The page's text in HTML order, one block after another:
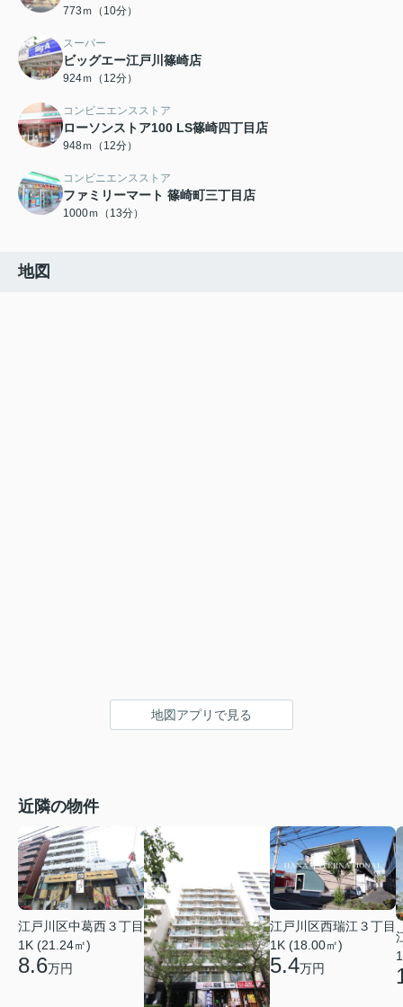
773ｍ（10分）
スーパー
ビッグエー江戸川篠崎店
924ｍ（12分）
コンビニエンスストア
ローソンストア100 LS篠崎四丁目店
948ｍ（12分）
コンビニエンスストア
ファミリーマート 篠崎町三丁目店
1000ｍ（13分）
地図
地図アプリで見る
近隣の物件
江戸川区中葛西３丁目
1K (21.24㎡)
8.6万円
江戸川区西瑞江３丁目
1K (18.00㎡)
5.4万円